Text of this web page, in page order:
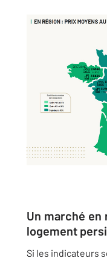
Un marché en
logement
Si les indicateurs